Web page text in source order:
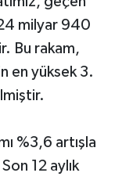
24 milyar 940
Bu rakam,
en yüksek 3.
%3,6 artışla
12 aylık